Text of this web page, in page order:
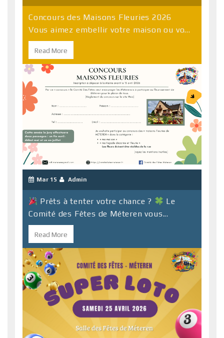
Concours des Maisons Fleuries 2026
Vous aimez embellir votre maison ou vo...
Read More
Mar 15 Admin
Prêts à tenter votre chance ?
Le
Comité des Fêtes de Méteren vous...
Read More